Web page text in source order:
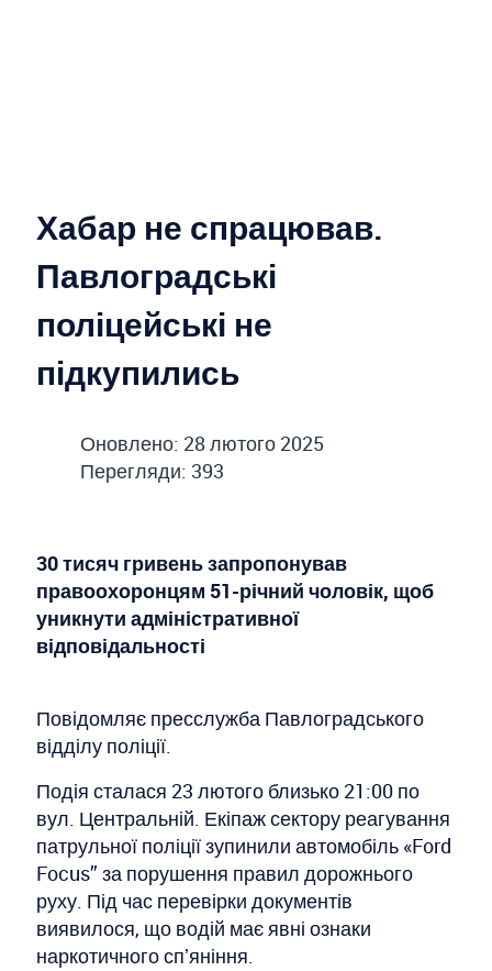
Хабар не спрацював.
Павлоградські
поліцейські не
підкупились
Оновлено: 28 лютого 2025
Перегляди: 393
30 тисяч гривень запропонував
правоохоронцям 51-річний чоловік, щоб
уникнути адміністративної
відповідальності
Повідомляє пресслужба Павлоградського
відділу поліції.
Подія сталася 23 лютого близько 21:00 по
вул. Центральній. Екіпаж сектору реагування
патрульної поліції зупинили автомобіль «Ford
Focus” за порушення правил дорожнього
руху. Під час перевірки документів
виявилося, що водій має явні ознаки
наркотичного спʼяніння.